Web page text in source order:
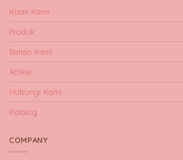
Kisah Kami
Produk
Bahan Kami
Artikel
Hubungi Kami
Katalog
COMPANY